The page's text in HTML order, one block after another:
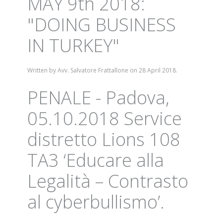
"DOING BUSINESS
IN TURKEY"
Written by Avv. Salvatore Frattallone on 28 April 2018.
PENALE - Padova,
05.10.2018 Service
distretto Lions 108
TA3 ‘Educare alla
Legalità – Contrasto
al cyberbullismo’.